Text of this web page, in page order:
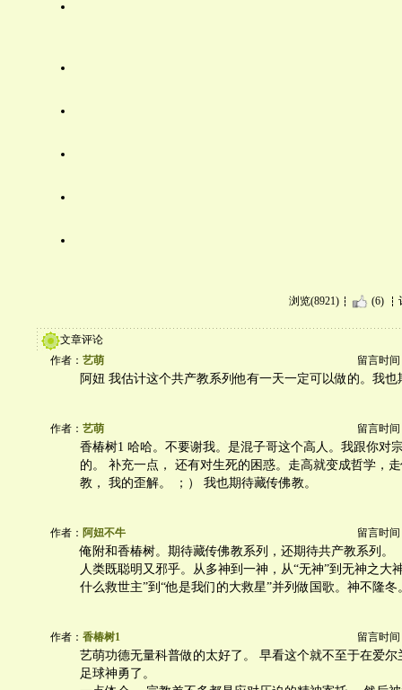
浏览(8921) (6)
文章评论
作者： 艺萌 留言时间
阿妞 我估计这个共产教系列他有一天一定可以做的。我也
作者： 艺萌 留言时间
香椿树1 哈哈。不要谢我。是混子哥这个高人。我跟你对
的。 补充一点， 还有对生死的困惑。走高就变成哲学，
教， 我的歪解。 ；） 我也期待藏传佛教。
作者： 阿妞不牛 留言时间
俺附和香椿树。期待藏传佛教系列，还期待共产教系列。
人类既聪明又邪乎。从多神到一神，从“无神”到无神之大
什么救世主”到“他是我们的大救星”并列做国歌。神不隆冬
作者： 香椿树1 留言时间
艺萌功德无量科普做的太好了。 早看这个就不至于在爱尔
足球神勇了。